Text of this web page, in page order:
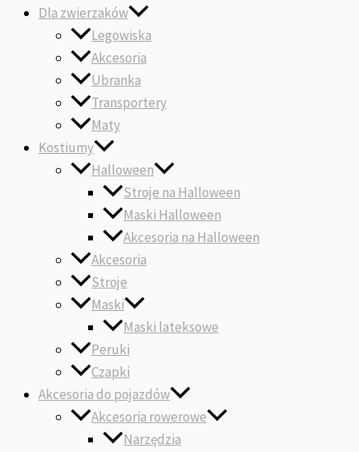
Dla zwierzaków
Legowiska
Akcesoria
Ubranka
Transportery
Maty
Kostiumy
Halloween
Stroje na Halloween
Maski Halloween
Akcesoria na Halloween
Akcesoria
Stroje
Maski
Maski lateksowe
Peruki
Czapki
Akcesoria do pojazdów
Akcesoria rowerowe
Narzędzia